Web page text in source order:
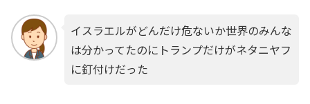
イスラエルがどんだけ危ないか世界のみんな
は分かってたのにトランプだけがネタニヤフ
に釘付けだった